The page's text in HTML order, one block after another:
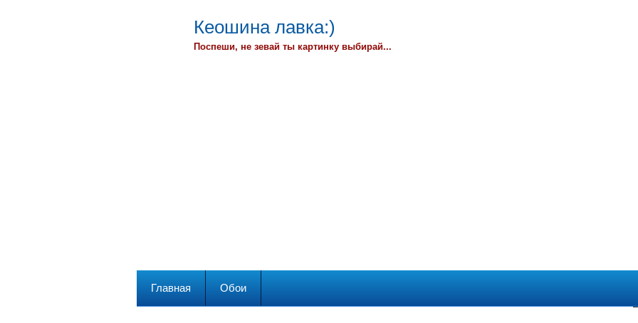
Кеошина лавка:)
Поспеши, не зевай ты картинку выбирай...
Главная Обои